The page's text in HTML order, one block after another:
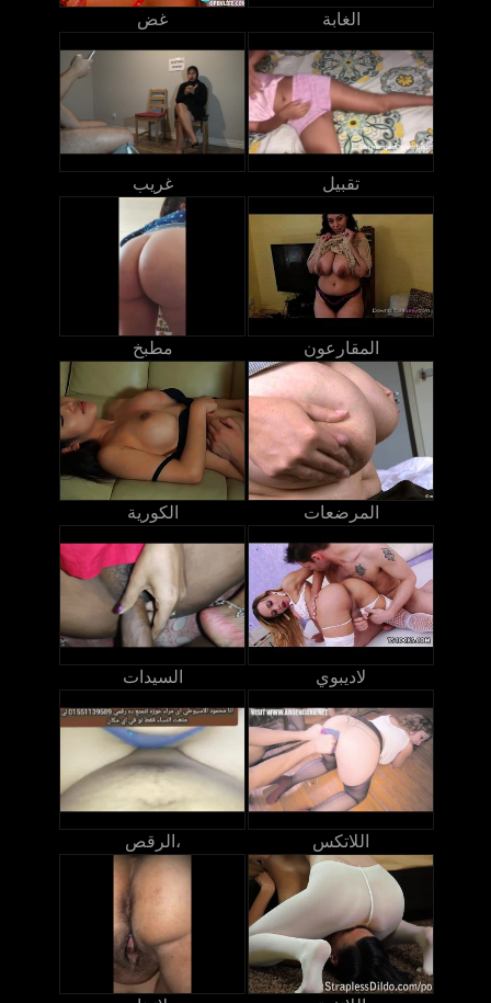
غض الغابة
غريب تقبيل
مطبخ المقارعون
الكورية المرضعات
السيدات لاديبوي
الرقص، اللاتكس